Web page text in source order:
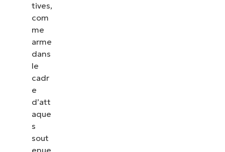
tives,
com
me
arme
dans
le
cadr
e
d’att
aque
s
sout